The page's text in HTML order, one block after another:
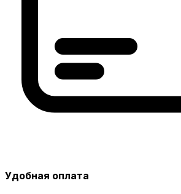
Удобная оплата